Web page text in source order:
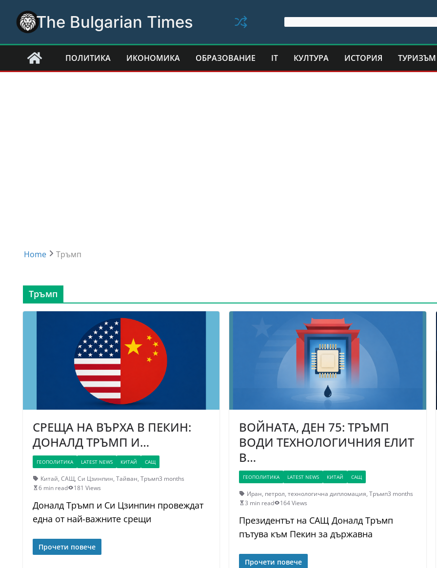
content
The Bulgarian Times
ПОЛИТИКА ИКОНОМИКА ОБРАЗОВАНИЕ IT КУЛТУРА ИСТОРИЯ ТУРИЗЪМ
Home Тръмп
Тръмп
СРЕЩА НА ВЪРХА В ПЕКИН:
ДОНАЛД ТРЪМП И…
ГЕОПОЛИТИКА LATEST NEWS КИТАЙ САЩ
Китай, САЩ, Си Цзинпин, Тайван, Тръмп3 months
6 min read
181 Views
Доналд Тръмп и Си Цзинпин провеждат
една от най-важните срещи
Прочети повече
ВОЙНАТА, ДЕН 75: ТРЪМП
ВОДИ ТЕХНОЛОГИЧНИЯ ЕЛИТ
В…
ГЕОПОЛИТИКА LATEST NEWS КИТАЙ САЩ
Иран, петрол,технологична дипломация,Тръмп3 months
3 min read
164 Views
Президентът на САЩ Доналд Тръмп
пътува към Пекин за държавна
Прочети повече